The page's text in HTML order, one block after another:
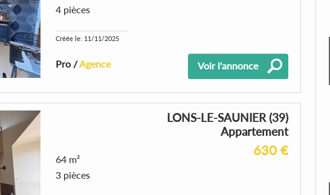
4 pièces
Créée le: 11/11/2025
Pro /Agence Voir l'annonce
LONS-LE-SAUNIER (39)
Appartement
630 €
64 m²
3 pièces